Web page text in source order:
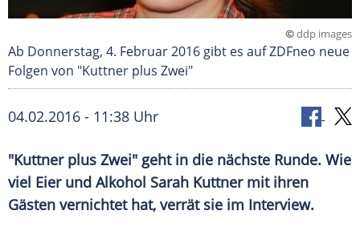
©ddp images
Ab Donnerstag, 4. Februar 2016 gibt es auf ZDFneo neue
Folgen von "Kuttner plus Zwei"
04.02.2016 - 11:38 Uhr
"Kuttner plus Zwei" geht in die nächste Runde. Wie
viel Eier und Alkohol Sarah Kuttner mit ihren
Gästen vernichtet hat, verrät sie im Interview.